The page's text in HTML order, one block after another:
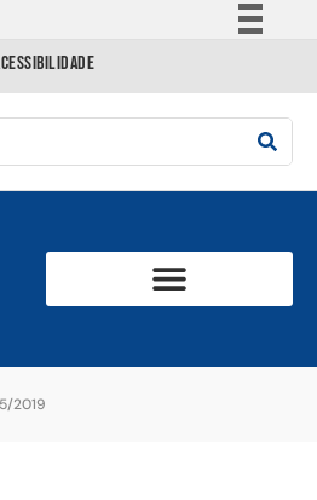
Comunica BR
Acesso à informação
2019